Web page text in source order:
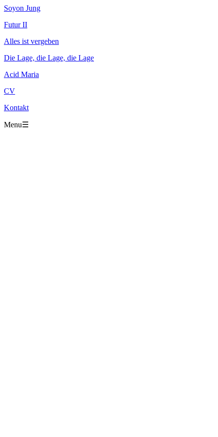
Soyon Jung
Futur II
Alles ist vergeben
Die Lage, die Lage, die Lage
Acid Maria
CV
Kontakt
Menu☰